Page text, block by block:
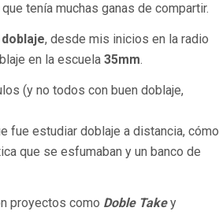
tenía muchas ganas de compartir.
, desde mis inicios en la radio
en la escuela 35mm.
(y no todos con buen doblaje,
fue estudiar doblaje a distancia, cómo
que se esfumaban y un banco de
proyectos como Doble Takey